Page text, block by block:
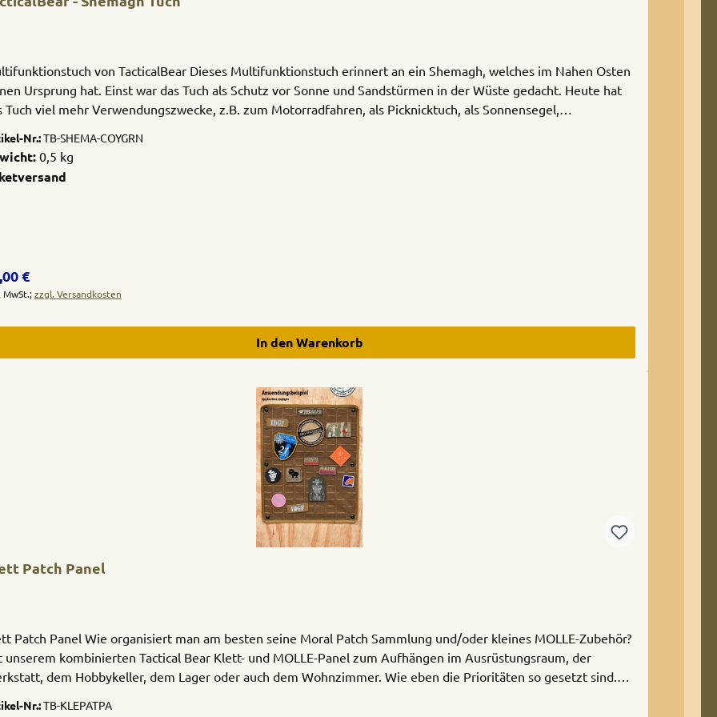
von TacticalBear Dieses Multifunktionstuch erinnert an ein Shemagh, welches im Nahen Osten
Ursprung hat. Einst war das Tuch als Schutz vor Sonne und Sandstürmen in der Wüste gedacht. Heute hat
Tuch viel mehr Verwendungszwecke, z.B. zum Motorradfahren, als Picknicktuch, als Sonnensegel,
wir uns für eine etwas größere Variante entschieden. Dadurch erweitern sich die
enorm. Material: 100% BaumwolleMaße: 120x120 cmWaschbar: 30°CFarbe: Coyote-
Vor Gebrauch bitte waschen!
Nr.:TB-SHEMA-COYGRN
0,5 kg
Preis:
€
MwSt.;zzgl. Versandkosten
In den Warenkorb
Patch Panel
Patch Panel Wie organisiert man am besten seine Moral Patch Sammlung und/oder kleines MOLLE-Zubehör?
unserem kombinierten Tactical Bear Klett- und MOLLE-Panel zum Aufhängen im Ausrüstungsraum, der
dem Hobbykeller, dem Lager oder auch dem Wohnzimmer. Wie eben die Prioritäten so gesetzt sind.
Nr.:TB-KLEPATPA